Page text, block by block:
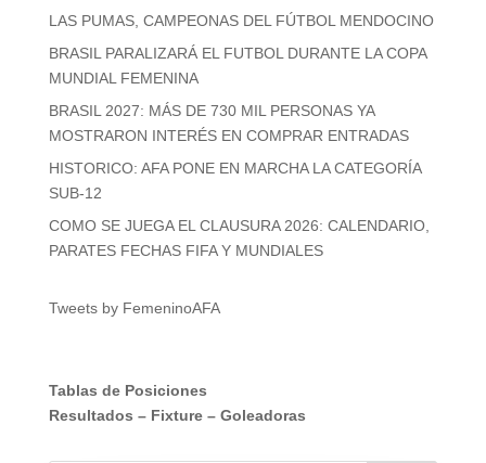
LAS PUMAS, CAMPEONAS DEL FÚTBOL MENDOCINO
BRASIL PARALIZARÁ EL FUTBOL DURANTE LA COPA
MUNDIAL FEMENINA
BRASIL 2027: MÁS DE 730 MIL PERSONAS YA
MOSTRARON INTERÉS EN COMPRAR ENTRADAS
HISTORICO: AFA PONE EN MARCHA LA CATEGORÍA
SUB-12
COMO SE JUEGA EL CLAUSURA 2026: CALENDARIO,
PARATES FECHAS FIFA Y MUNDIALES
Tweets by FemeninoAFA
Tablas de Posiciones
Resultados – Fixture– Goleadoras